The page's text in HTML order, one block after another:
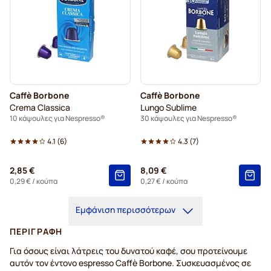
Caffè Borbone
Crema Classica
10 κάψουλες για Nespresso®
4.1 (6)
2,85 €
0,29 €/ κούπα
Caffè Borbone
Lungo Sublime
30 κάψουλες για Nespresso®
4.3 (7)
8,09 €
0,27 €/ κούπα
Εμφάνιση περισσότερων
ΠΕΡΙΓΡΑΦΉ
Για όσους είναι λάτρεις του δυνατού καφέ, σου προτείνουμε
αυτόν τον έντονο espresso Caffè Borbone. Συσκευασμένος σε